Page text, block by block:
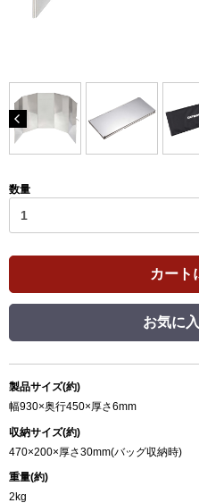
数量
カート
お気に
製品サイズ(約)
幅930×奥行450×厚さ6mm
収納サイズ(約)
470×200×厚さ30mm(バッグ収納時)
重量(約)
2kg